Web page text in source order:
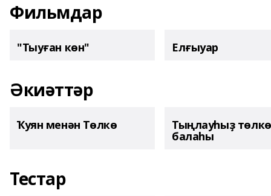
Фильмдар
"Тыуған көн" Елғыуар
Әкиәттәр
Ҡуян менән Төлкө Тыңлауһыҙ төлкө
балаһы
Тестар